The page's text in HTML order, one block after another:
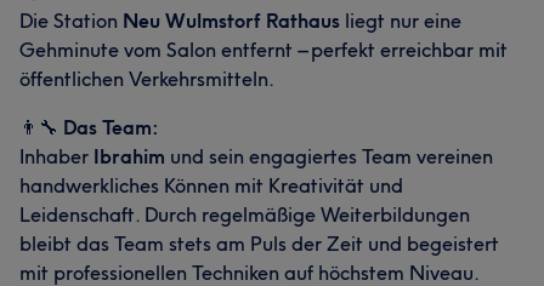
Die Station Neu Wulmstorf Rathaus liegt nur eine
Gehminute vom Salon entfernt – perfekt erreichbar mit
öffentlichen Verkehrsmitteln.
👨‍🔧 Das Team:
Inhaber Ibrahim und sein engagiertes Team vereinen
handwerkliches Können mit Kreativität und
Leidenschaft. Durch regelmäßige Weiterbildungen
bleibt das Team stets am Puls der Zeit und begeistert
mit professionellen Techniken auf höchstem Niveau.